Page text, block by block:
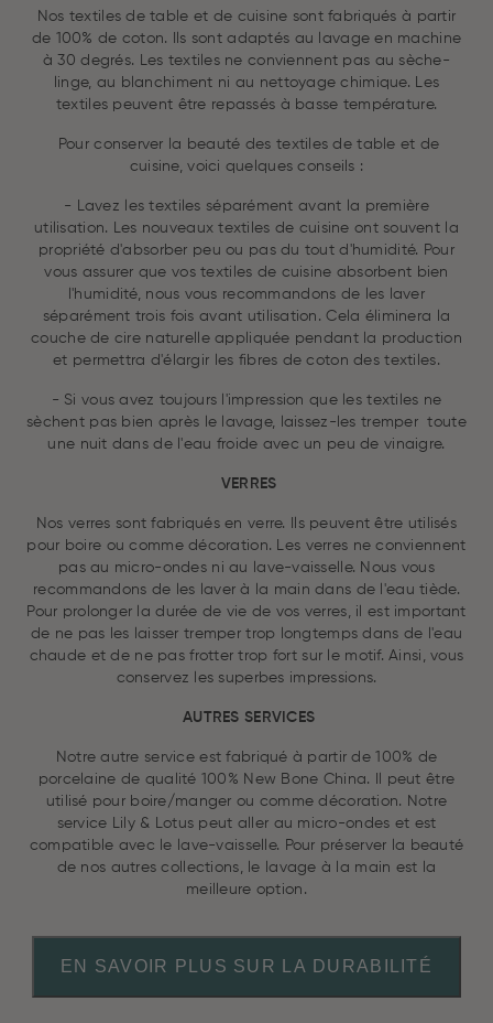
Nos textiles de table et de cuisine sont fabriqués à partir
de 100% de coton. Ils sont adaptés au lavage en machine
à 30 degrés. Les textiles ne conviennent pas au sèche-
linge, au blanchiment ni au nettoyage chimique. Les
textiles peuvent être repassés à basse température.
Pour conserver la beauté des textiles de table et de
cuisine, voici quelques conseils :
- Lavez les textiles séparément avant la première
utilisation. Les nouveaux textiles de cuisine ont souvent la
propriété d'absorber peu ou pas du tout d'humidité. Pour
vous assurer que vos textiles de cuisine absorbent bien
l'humidité, nous vous recommandons de les laver
séparément trois fois avant utilisation. Cela éliminera la
couche de cire naturelle appliquée pendant la production
et permettra d'élargir les fibres de coton des textiles.
- Si vous avez toujours l'impression que les textiles ne
sèchent pas bien après le lavage, laissez-les tremper toute
une nuit dans de l'eau froide avec un peu de vinaigre.
VERRES
Nos verres sont fabriqués en verre. Ils peuvent être utilisés
pour boire ou comme décoration. Les verres ne conviennent
pas au micro-ondes ni au lave-vaisselle. Nous vous
recommandons de les laver à la main dans de l'eau tiède.
Pour prolonger la durée de vie de vos verres, il est important
de ne pas les laisser tremper trop longtemps dans de l'eau
chaude et de ne pas frotter trop fort sur le motif. Ainsi, vous
conservez les superbes impressions.
AUTRES SERVICES
Notre autre service est fabriqué à partir de 100% de
porcelaine de qualité 100% New Bone China. Il peut être
utilisé pour boire/manger ou comme décoration. Notre
service Lily & Lotus peut aller au micro-ondes et est
compatible avec le lave-vaisselle. Pour préserver la beauté
de nos autres collections, le lavage à la main est la
meilleure option.
EN SAVOIR PLUS SUR LA DURABILITÉ